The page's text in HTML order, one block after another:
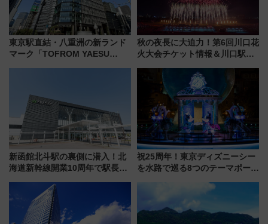
東京駅直結・八重洲の新ランド
マーク「TOFROM YAESU
秋の夜長に大迫力！第6回川口花
火大会チケット情報＆川口駅か
新函館北斗駅の裏側に潜入！北
海道新幹線開業10周年で駅長
ト 参加方法や体験内容を紹介
祝25周年！東京ディズニーシー
を水路で巡る8つのテーマポート